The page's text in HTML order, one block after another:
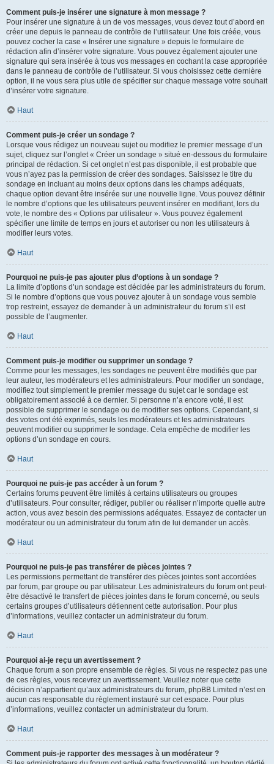
Comment puis-je insérer une signature à mon message ?
Pour insérer une signature à un de vos messages, vous devez tout d’abord en
créer une depuis le panneau de contrôle de l’utilisateur. Une fois créée, vous
pouvez cocher la case « Insérer une signature » depuis le formulaire de
rédaction afin d’insérer votre signature. Vous pouvez également ajouter une
signature qui sera insérée à tous vos messages en cochant la case appropriée
dans le panneau de contrôle de l’utilisateur. Si vous choisissez cette dernière
option, il ne vous sera plus utile de spécifier sur chaque message votre souhait
d’insérer votre signature.
Haut
Comment puis-je créer un sondage ?
Lorsque vous rédigez un nouveau sujet ou modifiez le premier message d’un
sujet, cliquez sur l’onglet « Créer un sondage » situé en-dessous du formulaire
principal de rédaction. Si cet onglet n’est pas disponible, il est probable que
vous n’ayez pas la permission de créer des sondages. Saisissez le titre du
sondage en incluant au moins deux options dans les champs adéquats,
chaque option devant être insérée sur une nouvelle ligne. Vous pouvez définir
le nombre d’options que les utilisateurs peuvent insérer en modifiant, lors du
vote, le nombre des « Options par utilisateur ». Vous pouvez également
spécifier une limite de temps en jours et autoriser ou non les utilisateurs à
modifier leurs votes.
Haut
Pourquoi ne puis-je pas ajouter plus d’options à un sondage ?
La limite d’options d’un sondage est décidée par les administrateurs du forum.
Si le nombre d’options que vous pouvez ajouter à un sondage vous semble
trop restreint, essayez de demander à un administrateur du forum s’il est
possible de l’augmenter.
Haut
Comment puis-je modifier ou supprimer un sondage ?
Comme pour les messages, les sondages ne peuvent être modifiés que par
leur auteur, les modérateurs et les administrateurs. Pour modifier un sondage,
modifiez tout simplement le premier message du sujet car le sondage est
obligatoirement associé à ce dernier. Si personne n’a encore voté, il est
possible de supprimer le sondage ou de modifier ses options. Cependant, si
des votes ont été exprimés, seuls les modérateurs et les administrateurs
peuvent modifier ou supprimer le sondage. Cela empêche de modifier les
options d’un sondage en cours.
Haut
Pourquoi ne puis-je pas accéder à un forum ?
Certains forums peuvent être limités à certains utilisateurs ou groupes
d’utilisateurs. Pour consulter, rédiger, publier ou réaliser n’importe quelle autre
action, vous avez besoin des permissions adéquates. Essayez de contacter un
modérateur ou un administrateur du forum afin de lui demander un accès.
Haut
Pourquoi ne puis-je pas transférer de pièces jointes ?
Les permissions permettant de transférer des pièces jointes sont accordées
par forum, par groupe ou par utilisateur. Les administrateurs du forum ont peut-
être désactivé le transfert de pièces jointes dans le forum concerné, ou seuls
certains groupes d’utilisateurs détiennent cette autorisation. Pour plus
d’informations, veuillez contacter un administrateur du forum.
Haut
Pourquoi ai-je reçu un avertissement ?
Chaque forum a son propre ensemble de règles. Si vous ne respectez pas une
de ces règles, vous recevrez un avertissement. Veuillez noter que cette
décision n’appartient qu’aux administrateurs du forum, phpBB Limited n’est en
aucun cas responsable du règlement instauré sur cet espace. Pour plus
d’informations, veuillez contacter un administrateur du forum.
Haut
Comment puis-je rapporter des messages à un modérateur ?